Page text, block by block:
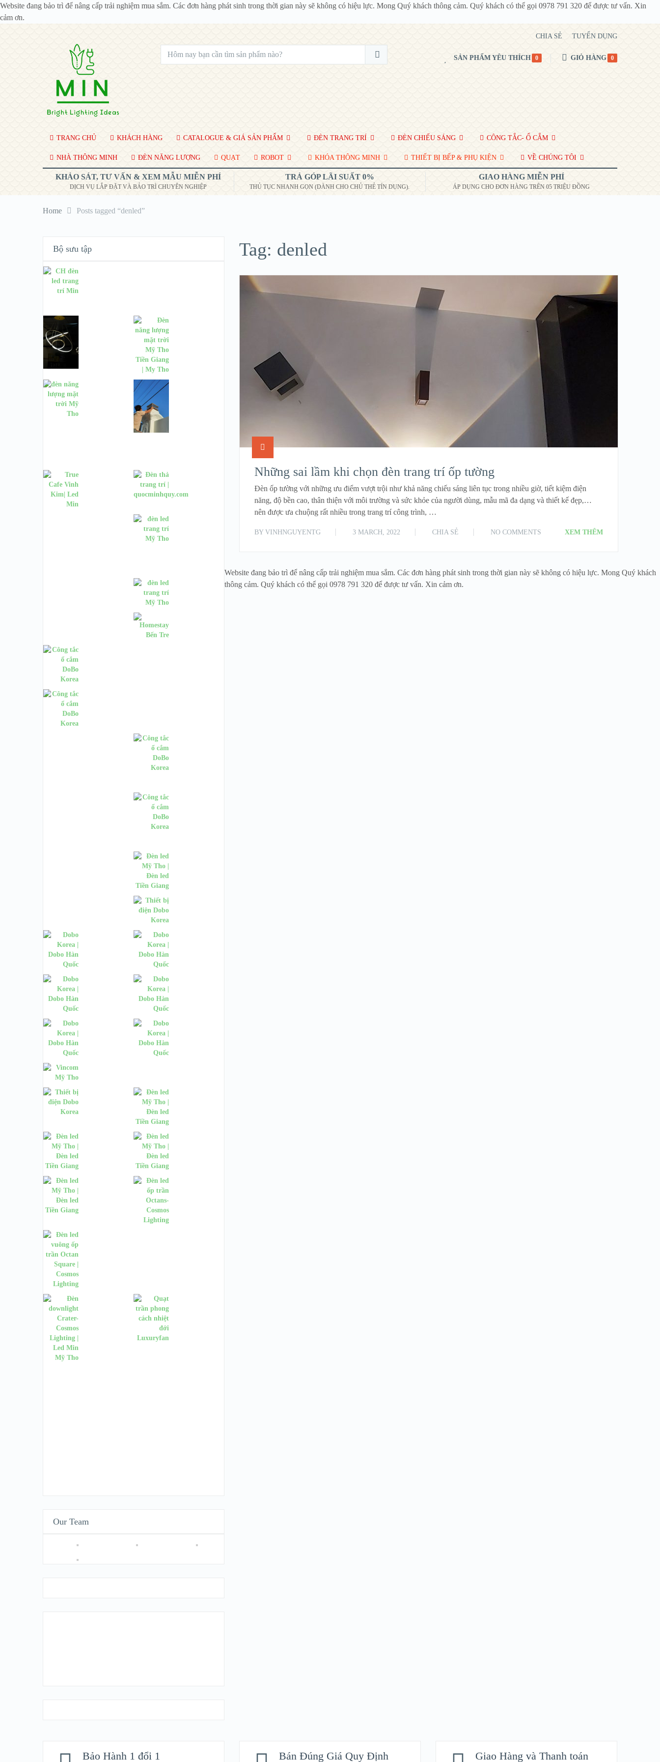
Website đang bảo trì để nâng cấp trải nghiệm mua sắm. Các đơn hàng phát sinh trong thời gian này sẽ không có hiệu lực. Mong Quý khách thông cảm. Quý khách có thể gọi 0978 791 320 để được tư vấn. Xin
cảm ơn.
CHIA SẺ TUYỂN DỤNG
SẢN PHẨM YÊU THÍCH 0 GIỎ HÀNG 0
TRANG CHỦ KHÁCH HÀNG CATALOGUE & GIÁ SẢN PHẨM ĐÈN TRANG TRÍ ĐÈN CHIẾU SÁNG CÔNG TẮC- Ổ CẮM
NHÀ THÔNG MINH ĐÈN NĂNG LƯỢNG QUẠT ROBOT KHÓA THÔNG MINH THIẾT BỊ BẾP & PHỤ KIỆN VỀ CHÚNG TÔI
KHẢO SÁT, TƯ VẤN & XEM MẪU MIỄN PHÍ
DỊCH VỤ LẮP ĐẶT VÀ BẢO TRÌ CHUYÊN NGHIỆP
TRẢ GÓP LÃI SUẤT 0%
THỦ TỤC NHANH GỌN (DÀNH CHO CHỦ THẺ TÍN DỤNG).
GIAO HÀNG MIỄN PHÍ
ÁP DỤNG CHO ĐƠN HÀNG TRÊN 05 TRIỆU ĐỒNG
Home Posts tagged “denled”
Tag: denled
Những sai lầm khi chọn đèn trang trí ốp tường
Đèn ốp tường với những ưu điểm vượt trội như khả năng chiếu sáng liên tục trong nhiều giờ, tiết kiệm điện
năng, độ bền cao, thân thiện với môi trường và sức khỏe của người dùng, mẫu mã đa dạng và thiết kế đẹp,…
nên được ưa chuộng rất nhiều trong trang trí công trình, …
BYVINHNGUYENTG 3 MARCH, 2022 CHIA SẺ NO COMMENTS XEM THÊM
Bộ sưu tập
Our Team
Bảo Hành 1 đổi 1 Bán Đúng Giá Quy Định
Giao Hàng và Thanh toán
Website đang bảo trì để nâng cấp trải nghiệm mua sắm. Các đơn hàng phát sinh trong thời gian này sẽ không có hiệu lực. Mong Quý khách
thông cảm. Quý khách có thể gọi 0978 791 320 để được tư vấn. Xin cảm ơn.